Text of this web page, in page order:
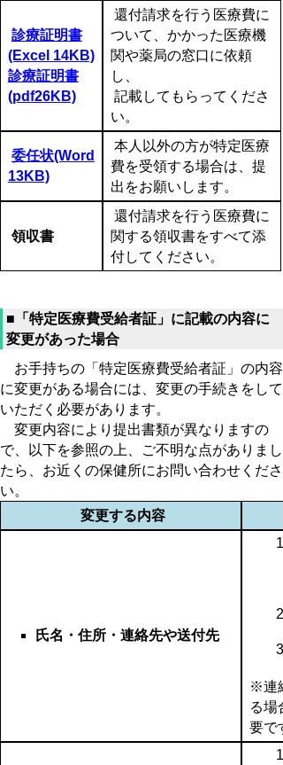
診療証明書
(Excel 14KB)
診療証明書
(pdf26KB)
還付請求を行う医療費に
ついて、かかった医療機
関や薬局の窓口に依頼
し、
記載してもらってくださ
い。
委任状(Word
13KB)
本人以外の方が特定医療
費を受領する場合は、提
出をお願いします。
領収書
還付請求を行う医療費に
関する領収書をすべて添
付してください。
■「特定医療費受給者証」に記載の内容に
変更があった場合
お手持ちの「特定医療費受給者証」の内容
に変更がある場合には、変更の手続きをして
いただく必要があります。
変更内容により提出書類が異なりますの
で、以下を参照の上、ご不明な点がありまし
たら、お近くの保健所にお問い合わせくださ
い。
変更する内容
氏名・住所・連絡先や送付先
※連
る場
要で